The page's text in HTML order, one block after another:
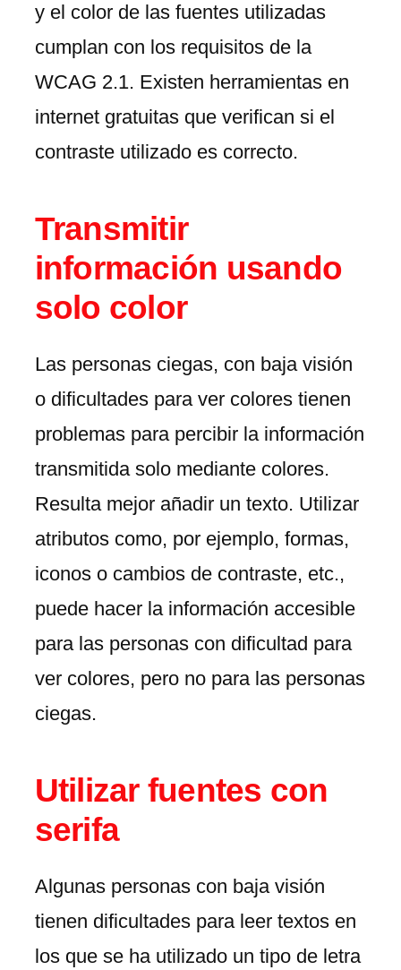
y el color de las fuentes utilizadas
cumplan con los requisitos de la
WCAG 2.1. Existen herramientas en
internet gratuitas que verifican si el
contraste utilizado es correcto.
Transmitir
información usando
solo color
Las personas ciegas, con baja visión
o dificultades para ver colores tienen
problemas para percibir la información
transmitida solo mediante colores.
Resulta mejor añadir un texto. Utilizar
atributos como, por ejemplo, formas,
iconos o cambios de contraste, etc.,
puede hacer la información accesible
para las personas con dificultad para
ver colores, pero no para las personas
ciegas.
Utilizar fuentes con
serifa
Algunas personas con baja visión
tienen dificultades para leer textos en
los que se ha utilizado un tipo de letra